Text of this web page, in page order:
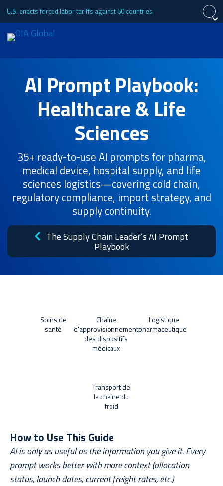
U.S. enacts forced labor tariffs against 60 countries
English Español
中文 (简体)
Português (Brasil)
日本語 Tiếng Việt
AI Prompt Playbook:
Healthcare & Life
Sciences
35+ ready-to-use AI prompts for pharma,
medical device, hospital supply, and life
sciences logistics—covering cold chain,
regulatory compliance, import strategy, and
supply continuity.
The Supply Chain Leader’s AI Prompt
Playbook
Soins de
santé
Chaîne
d'approvisionnement
des dispositifs
médicaux
Logistique
pharmaceutique
Transport de
la chaîne du
froid
How to Use This Guide
AI is only as useful as the information you give it. Every
prompt works better with more context (allocation
status, launch dates, current freight rates, etc.)
Demande de devis
À propos de
Les secteurs d'activité
Nouvelles
Études de cas
Bibliothèque de ressources